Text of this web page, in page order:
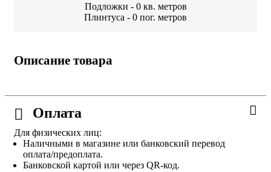
Подложки - 0 кв. метров
Плинтуса - 0 пог. метров
Описание товара
Оплата
Для физических лиц:
Наличными в магазине или банковский перевод
оплата/предоплата.
Банковской картой или через QR-код.